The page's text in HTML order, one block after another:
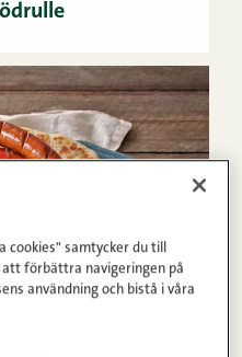
cookies" samtycker du till
att förbättra navigeringen på
användning och bistå i våra